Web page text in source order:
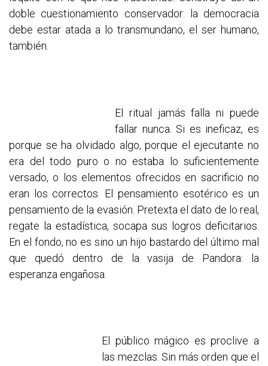
doble cuestionamiento conservador: la democracia
debe estar atada a lo transmundano, el ser humano,
también.
El ritual jamás falla ni puede
fallar nunca. Si es ineficaz, es
porque se ha olvidado algo, porque el ejecutante no
era del todo puro o no estaba lo suficientemente
versado, o los elementos ofrecidos en sacrificio no
eran los correctos. El pensamiento esotérico es un
pensamiento de la evasión. Pretexta el dato de lo real,
regate la estadística, socapa sus logros deficitarios.
En el fondo, no es sino un hijo bastardo del último mal
que quedó dentro de la vasija de Pandora: la
esperanza engañosa.
El público mágico es proclive a
las mezclas. Sin más orden que el